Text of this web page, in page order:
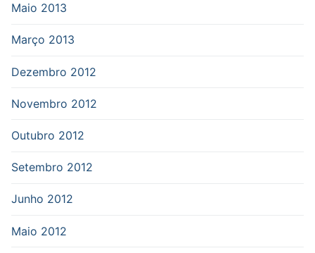
Maio 2013
Março 2013
Dezembro 2012
Novembro 2012
Outubro 2012
Setembro 2012
Junho 2012
Maio 2012